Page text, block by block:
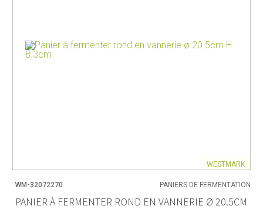
WESTMARK
WM-32072270 PANIERS DE FERMENTATION
PANIER À FERMENTER ROND EN VANNERIE Ø 20.5CM